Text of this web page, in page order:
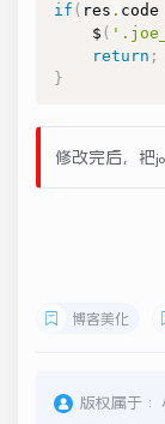
if ( res . code
    $
(
return ;
}
修改完后，把
博客美化
版权属于：